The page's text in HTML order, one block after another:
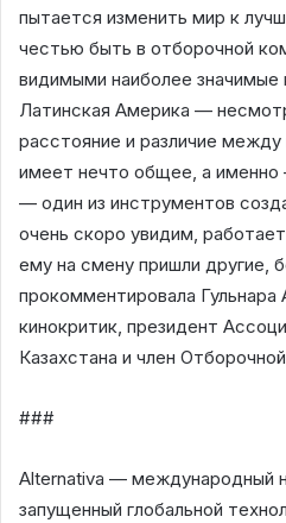
пытается изменить мир к
честью быть в отборочной
видимыми наиболее значимые
Латинская Америка —
расстояние и различие
имеет нечто общее, а именно
— один из инструментов
очень скоро увидим,
ему на смену пришли другие,
прокомментировала Гульнара
кинокритик, президент
Казахстана и член
###
Alternativa — международный
запущенный глобальной